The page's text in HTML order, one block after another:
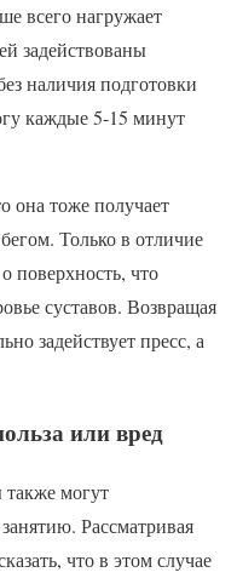
всего нагружает
задействованы
наличия подготовки
каждые 5-15 минут
она тоже получает
Только в отличие
поверхность, что
суставов. Возвращая
задействует пресс, а
или вред
могут
Рассматривая
что в этом случае